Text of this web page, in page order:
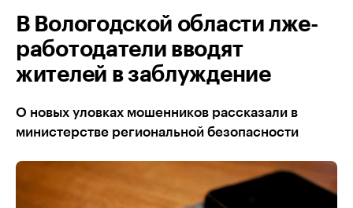
В Вологодской области лже-
работодатели вводят
жителей в заблуждение
О новых уловках мошенников рассказали в
министерстве региональной безопасности